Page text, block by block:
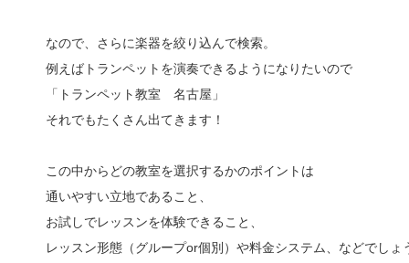
なので、さらに楽器を絞り込んで検索。
例えばトランペットを演奏できるようになりたいので
「トランペット教室 名古屋」
それでもたくさん出てきます！
この中からどの教室を選択するかのポイントは
通いやすい立地であること、
お試しでレッスンを体験できること、
レッスン形態（グループor個別）や料金システム、などでしょ